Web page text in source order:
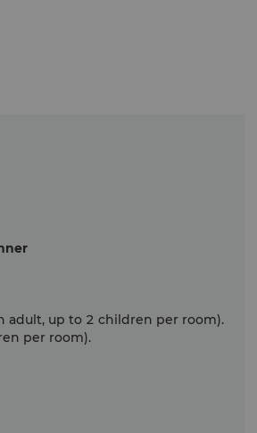
per room).
adult, up to 2 children per room).
per room).